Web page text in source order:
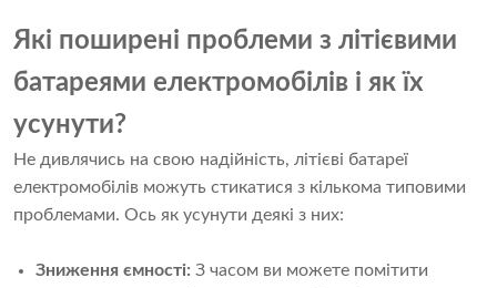
Які поширені проблеми з літієвими
батареями електромобілів і як їх
усунути?
Не дивлячись на свою надійність, літієві батареї
електромобілів можуть стикатися з кількома типовими
проблемами. Ось як усунути деякі з них:
Зниження ємності: З часом ви можете помітити